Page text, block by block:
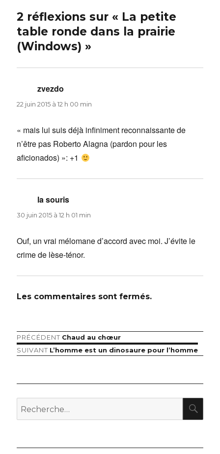
2 réflexions sur « La petite
table ronde dans la prairie
(Windows) »
zvezdo
22 juin 2015 à 12 h 00 min
« mais lui suis déjà infiniment reconnaissante de
n’être pas Roberto Alagna (pardon pour les
aficionados) »: +1
la souris
30 juin 2015 à 12 h 01 min
Ouf, un vrai mélomane d’accord avec moi. J’évite le
crime de lèse-ténor.
Les commentaires sont fermés.
Navigation
l’article
PRÉCÉDENT Article
précédent :
Chaud au chœur
SUIVANT Article
L’homme est un dinosaure pour l’homme
Recherche
pour